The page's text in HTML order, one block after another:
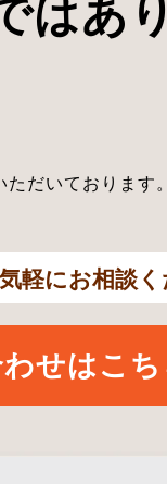
だいております。
にお相談く
せはこち